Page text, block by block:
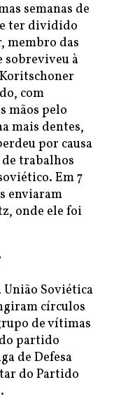
semanas de
ter dividido
membro das
sobreviveu à
com
mãos pelo
mais dentes,
por causa
trabalhos
Em 7
enviaram
onde ele foi
União Soviética
círculos
de vítimas
partido
de Defesa
do Partido